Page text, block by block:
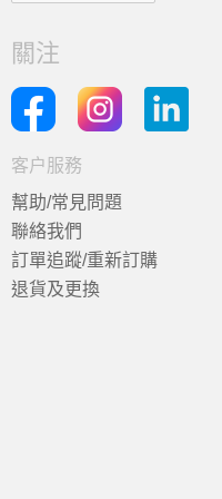
關注
客户服務
幫助/常見問題
聯絡我們
訂單追蹤/重新訂購
退貨及更換